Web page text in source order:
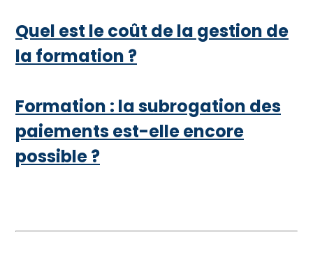
Quel est le coût de la gestion de
la formation ?
Formation : la subrogation des
paiements est-elle encore
possible ?